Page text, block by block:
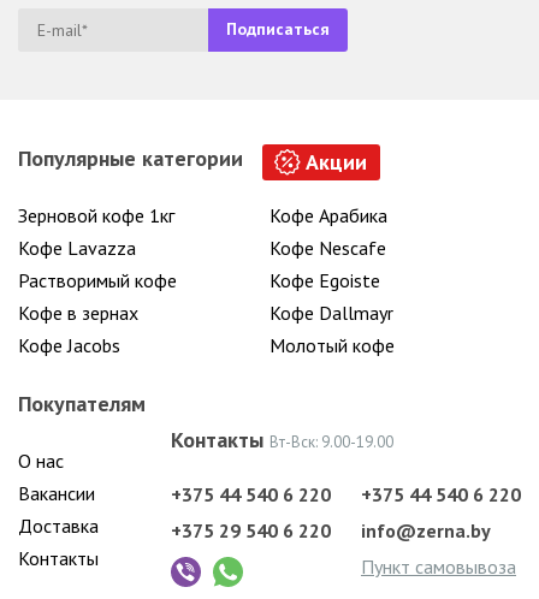
Популярные категории Акции
Зерновой кофе 1кг
Кофе Арабика
Кофе Lavazza
Кофе Nescafe
Растворимый кофе
Кофе Egoiste
Кофе в зернах
Кофе Dallmayr
Кофе Jacobs
Молотый кофе
Покупателям
О нас
Вакансии
Доставка
Контакты
Контакты Вт-Вск: 9.00-19.00
+375 44 540 6 220
+375 29 540 6 220
+375 44 540 6 220
info@zerna.by
Пункт самовывоза